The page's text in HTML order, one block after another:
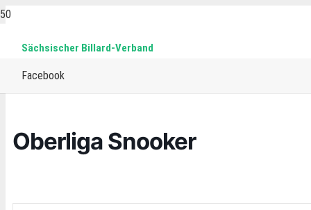
Sächsischer Billard-Verband
Facebook
Oberliga Snooker